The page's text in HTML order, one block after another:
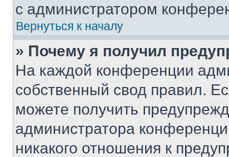
с администратором
Вернуться к началу
» Почему я получил
На каждой конференции
собственный свод правил.
можете получить
администратора
никакого отношения к